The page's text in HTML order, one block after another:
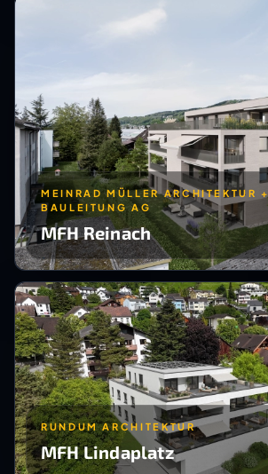
MEINRAD MÜLLER ARCHITEKTUR +
BAULEITUNG AG
MFH Reinach
RUNDUM ARCHITEKTUR
MFH Lindaplatz